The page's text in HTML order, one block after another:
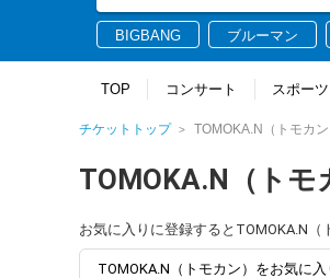
BIGBANG ブルーマン
TOP コンサート スポーツ
チケットトップ TOMOKA.N（トモカン
TOMOKA.N（トモ
お気に入りに登録するとTOMOKA.N
TOMOKA.N（トモカン）をお気に